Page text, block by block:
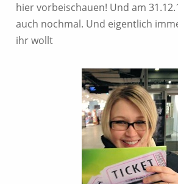
hier vorbeischauen! Und am
auch nochmal. Und eigentlich
ihr wollt